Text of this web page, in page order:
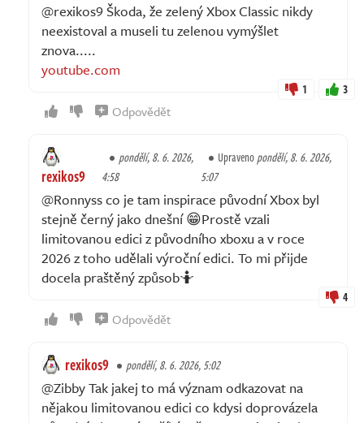
@rexikos9 Škoda, že zelený Xbox Classic nikdy
neexistoval a museli tu zelenou vymýšlet
znova.....
youtube.com
1 3
Odpovědět
rexikos9
pondělí, 8. 6. 2026,
4:58
Upravenopondělí, 8. 6. 2026,
5:07
@Ronnyss co je tam inspirace původní Xbox byl
stejně černý jako dnešní 😁Prostě vzali
limitovanou edici z původního xboxu a v roce
2026 z toho udělali výroční edici. To mi přijde
docela praštěný způsob🤷
4
Odpovědět
rexikos9 pondělí, 8. 6. 2026, 5:02
@Zibby Tak jakej to má význam odkazovat na
nějakou limitovanou edici co kdysi doprovázela